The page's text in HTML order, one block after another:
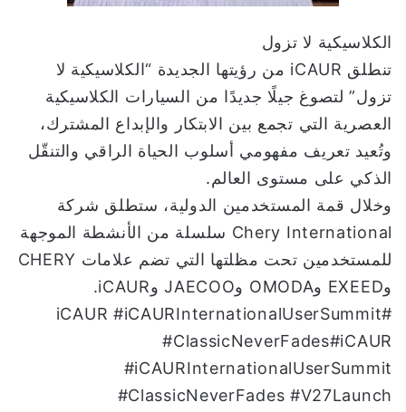
الكلاسيكية لا تزول
تنطلق iCAUR من رؤيتها الجديدة “الكلاسيكية لا
تزول” لتصوغ جيلًا جديدًا من السيارات الكلاسيكية
العصرية التي تجمع بين الابتكار والإبداع المشترك،
وتُعيد تعريف مفهومي أسلوب الحياة الراقي والتنقّل
الذكي على مستوى العالم.
وخلال قمة المستخدمين الدولية، ستطلق شركة
Chery International سلسلة من الأنشطة الموجهة
للمستخدمين تحت مظلتها التي تضم علامات CHERY
وEXEED وOMODA وJAECOO وiCAUR.
#iCAUR #iCAURInternationalUserSummit
#ClassicNeverFades#iCAUR
#iCAURInternationalUserSummit
#ClassicNeverFades #V27Launch